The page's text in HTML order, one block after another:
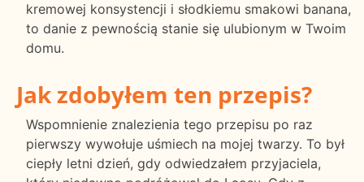
kremowej konsystencji i słodkiemu smakowi banana,
to danie z pewnością stanie się ulubionym w Twoim
domu.
Jak zdobyłem ten przepis?
Wspomnienie znalezienia tego przepisu po raz
pierwszy wywołuje uśmiech na mojej twarzy. To był
ciepły letni dzień, gdy odwiedzałem przyjaciela,